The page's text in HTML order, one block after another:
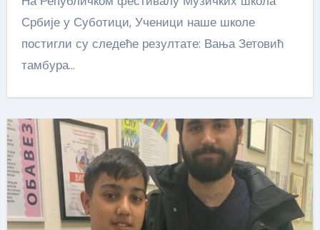
Србије у Суботици, Ученици наше школе
постигли су следеће резултате: Вања Зетовић
тамбура…